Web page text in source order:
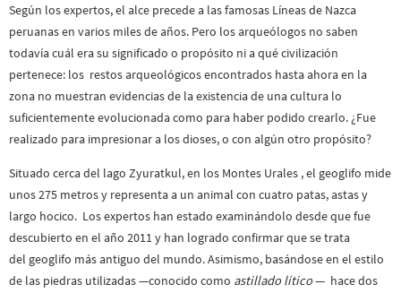
Según los expertos, el alce precede a las famosas Líneas de Nazca
peruanas en varios miles de años. Pero los arqueólogos no saben
todavía cuál era su significado o propósito ni a qué civilización
pertenece: los restos arqueológicos encontrados hasta ahora en la
zona no muestran evidencias de la existencia de una cultura lo
suficientemente evolucionada como para haber podido crearlo. ¿Fue
realizado para impresionar a los dioses, o con algún otro propósito?
Situado cerca del lago Zyuratkul, en los Montes Urales , el geoglifo mide
unos 275 metros y representa a un animal con cuatro patas, astas y
largo hocico. Los expertos han estado examinándolo desde que fue
descubierto en el año 2011 y han logrado confirmar que se trata
del geoglifo más antiguo del mundo. Asimismo, basándose en el estilo
de las piedras utilizadas —conocido como astillado lítico— hace dos